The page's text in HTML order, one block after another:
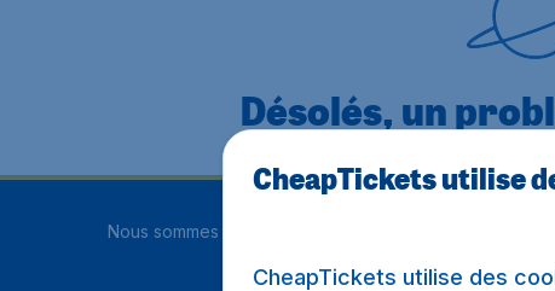
Désolés, un
Nous sommes notés
CheapTickets utilise
CheapTickets utilise des